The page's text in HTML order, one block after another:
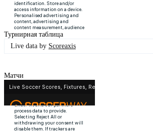
Турнирная таблица
Live data by Scoreaxis
Матчи